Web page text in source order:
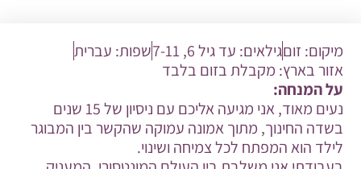
מיקום:זוםגילאים: עד גיל 6 ,
7-11שפות: עברית
אזור בארץ: מקבלת בזום בלבד
על המנחה:
נעים מאוד, אני מגיעה אליכם עם ניסיון של 15 שנים
בשדה החינוך, מתוך אמונה עמוקה שהקשר בין המבוגר
לילד הוא המפתח לכל צמיחה ושינוי.